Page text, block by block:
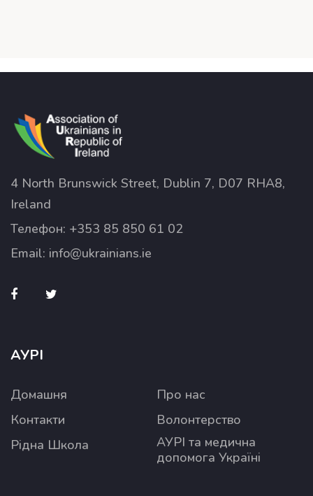
4 North Brunswick Street, Dublin 7, D07 RHA8,
Ireland
Телефон: +353 85 850 61 02
Email: info@ukrainians.ie
АУРІ
Домашня
Про нас
Контакти
Волонтерство
Рідна Школа
АУРІ та медична
допомога Україні